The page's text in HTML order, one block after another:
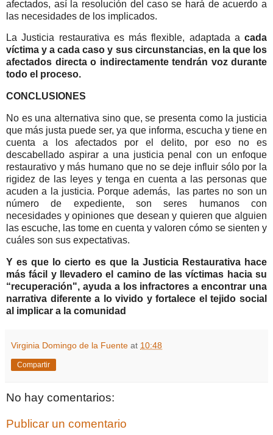
afectados, así la resolución del caso se hará de acuerdo a
las necesidades de los implicados.
La Justicia restaurativa es más flexible, adaptada a cada
víctima y a cada caso y sus circunstancias, en la que los
afectados directa o indirectamente tendrán voz durante
todo el proceso.
CONCLUSIONES
No es una alternativa sino que, se presenta como la justicia
que más justa puede ser, ya que informa, escucha y tiene en
cuenta a los afectados por el delito, por eso no es
descabellado aspirar a una justicia penal con un enfoque
restaurativo y más humano que no se deje influir sólo por la
rigidez de las leyes y tenga en cuenta a las personas que
acuden a la justicia. Porque además, las partes no son un
número de expediente, son seres humanos con
necesidades y opiniones que desean y quieren que alguien
las escuche, las tome en cuenta y valoren cómo se sienten y
cuáles son sus expectativas.
Y es que lo cierto es que la Justicia Restaurativa hace
más fácil y llevadero el camino de las víctimas hacia su
“recuperación", ayuda a los infractores a encontrar una
narrativa diferente a lo vivido y fortalece el tejido social
al implicar a la comunidad
Virginia Domingo de la Fuente at 10:48
Compartir
No hay comentarios:
Publicar un comentario